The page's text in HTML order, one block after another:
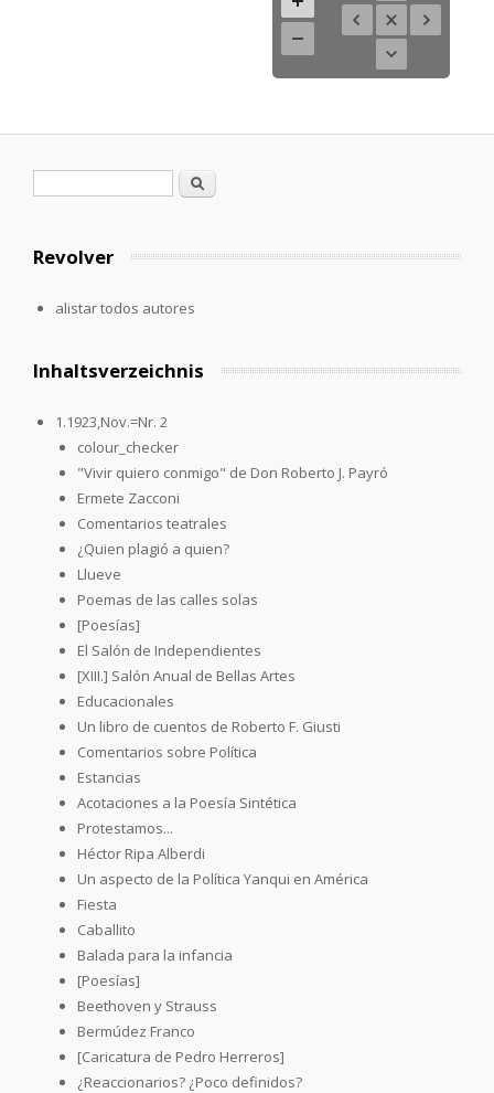
Formulario de búsqueda
Buscar
Revolver
alistar todos autores
Inhaltsverzeichnis
1.1923,Nov.=Nr. 2
colour_checker
"Vivir quiero conmigo" de Don Roberto J. Payró
Ermete Zacconi
Comentarios teatrales
¿Quien plagió a quien?
Llueve
Poemas de las calles solas
[Poesías]
El Salón de Independientes
[XIII.] Salón Anual de Bellas Artes
Educacionales
Un libro de cuentos de Roberto F. Giusti
Comentarios sobre Política
Estancias
Acotaciones a la Poesía Sintética
Protestamos...
Héctor Ripa Alberdi
Un aspecto de la Política Yanqui en América
Fiesta
Caballito
Balada para la infancia
[Poesías]
Beethoven y Strauss
Bermúdez Franco
[Caricatura de Pedro Herreros]
¿Reaccionarios? ¿Poco definidos?